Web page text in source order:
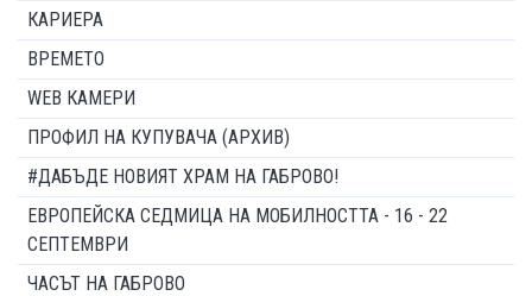
КАРИЕРА
ВРЕМЕТО
WEB КАМЕРИ
ПРОФИЛ НА КУПУВАЧА (АРХИВ)
#ДАБЪДЕ НОВИЯТ ХРАМ НА ГАБРОВО!
ЕВРОПЕЙСКА СЕДМИЦА НА МОБИЛНОСТТА - 16 - 22
СЕПТЕМВРИ
ЧАСЪТ НА ГАБРОВО